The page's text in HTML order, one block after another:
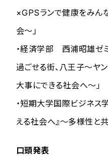
×GPSランで健康をみん
会～」
・経済学部 西浦昭雄ゼミ
過ごせる街、八王子～ヤ
大事にできる社会へ～」
・短期大学国際ビジネス
える社会へ』～多様性と
口頭発表